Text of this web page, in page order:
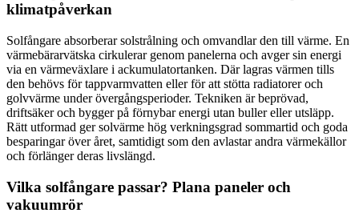
klimatpåverkan
Solfångare absorberar solstrålning och omvandlar den till värme. En
värmebärarvätska cirkulerar genom panelerna och avger sin energi
via en värmeväxlare i ackumulatortanken. Där lagras värmen tills
den behövs för tappvarmvatten eller för att stötta radiatorer och
golvvärme under övergångsperioder. Tekniken är beprövad,
driftsäker och bygger på förnybar energi utan buller eller utsläpp.
Rätt utformad ger solvärme hög verkningsgrad sommartid och goda
besparingar över året, samtidigt som den avlastar andra värmekällor
och förlänger deras livslängd.
Vilka solfångare passar? Plana paneler och
vakuumrör